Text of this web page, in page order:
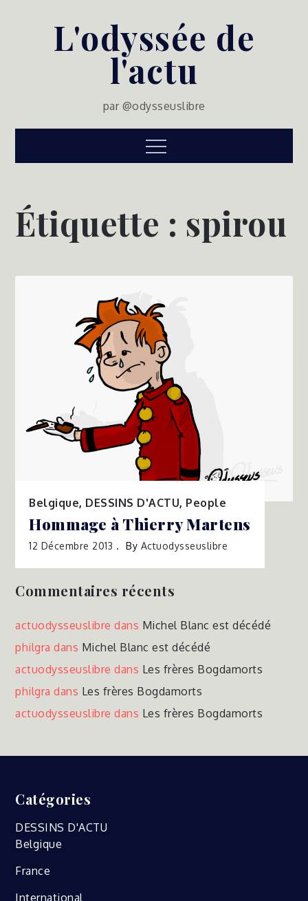
L'odyssée de
l'actu
par @odysseuslibre
Menu
Étiquette : spirou
Belgique, DESSINS D'ACTU, People
Hommage à Thierry Martens
12 Décembre 2013 By Actuodysseuslibre
Commentaires récents
actuodysseuslibre dans Michel Blanc est décédé
philgra dans Michel Blanc est décédé
actuodysseuslibre dans Les frères Bogdamorts
philgra dans Les frères Bogdamorts
actuodysseuslibre dans Les frères Bogdamorts
Catégories
DESSINS D'ACTU
Belgique
France
International